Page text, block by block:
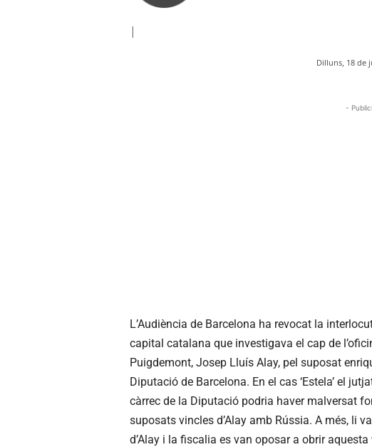
|
Dilluns, 18 de
-
L’Audiència de Barcelona ha revocat la
capital catalana que investigava el cap de
Puigdemont, Josep Lluís Alay, pel suposat
Diputació de Barcelona. En el cas ‘Estela’ el
càrrec de la Diputació podria haver malversat
suposats vincles d’Alay amb Rússia. A més, li
d’Alay i la fiscalia es van oposar a obrir